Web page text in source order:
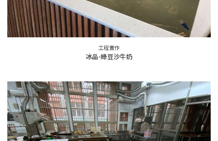
工程實作
冰品-綠豆沙牛奶